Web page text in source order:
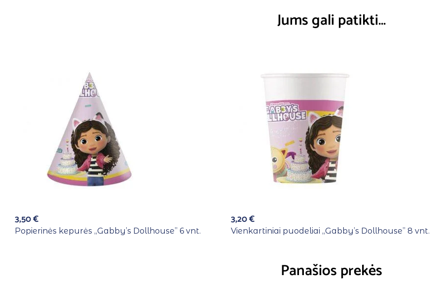
Jums gali patikti…
3,50€
Popierinės kepurės ,,Gabby’s Dollhouse” 6 vnt.
3,20€
Vienkartiniai puodeliai ,,Gabby’s Dollhouse” 8 vnt.
Panašios prekės